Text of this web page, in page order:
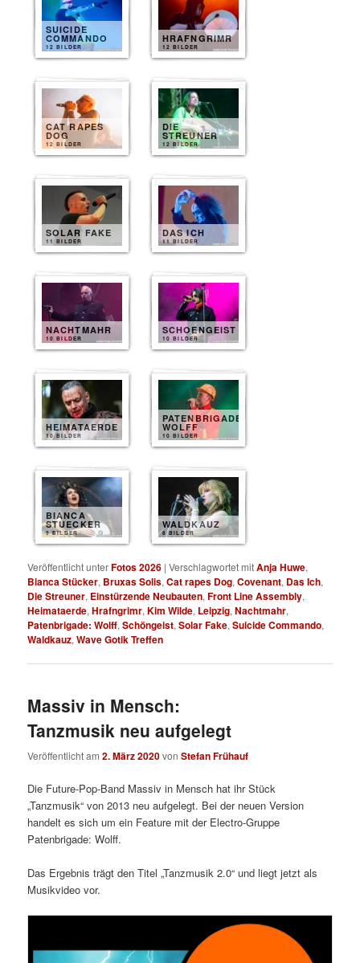
SUICIDE
COMMANDO
12 BILDER
HRAFNGRIMR
12 BILDER
CAT RAPES
DOG
12 BILDER
DIE
STREUNER
12 BILDER
SOLAR FAKE
11 BILDER
DAS ICH
11 BILDER
NACHTMAHR
10 BILDER
SCHOENGEIST
10 BILDER
HEIMATAERDE
10 BILDER
PATENBRIGADE
WOLFF
10 BILDER
BIANCA
STUECKER
9 BILDER
WALDKAUZ
8 BILDER
Veröffentlicht unterFotos 2026 |Verschlagwortet mitAnja Huwe,
Bianca Stücker, Bruxas Solis,Cat rapes Dog,Covenant, Das Ich,
Die Streuner, Einstürzende Neubauten,Front Line Assembly,
Heimataerde,Hrafngrimr,Kim Wilde, Leipzig,Nachtmahr,
Patenbrigade: Wolff,Schöngeist,Solar Fake,Suicide Commando,
Waldkauz,Wave Gotik Treffen
Massiv in Mensch:
Tanzmusik neu aufgelegt
Veröffentlicht am2. März 2020vonStefan Frühauf
Die Future-Pop-Band Massiv in Mensch hat ihr Stück
„Tanzmusik“ von 2013 neu aufgelegt. Bei der neuen Version
handelt es sich um ein Feature mit der Electro-Gruppe
Patenbrigade: Wolff.
Das Ergebnis trägt den Titel „Tanzmusik 2.0“ und liegt jetzt als
Musikvideo vor.